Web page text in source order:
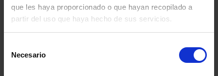
que les haya proporcionado o que hayan recopilado a
partir del uso que haya hecho de sus servicios.
Necesario